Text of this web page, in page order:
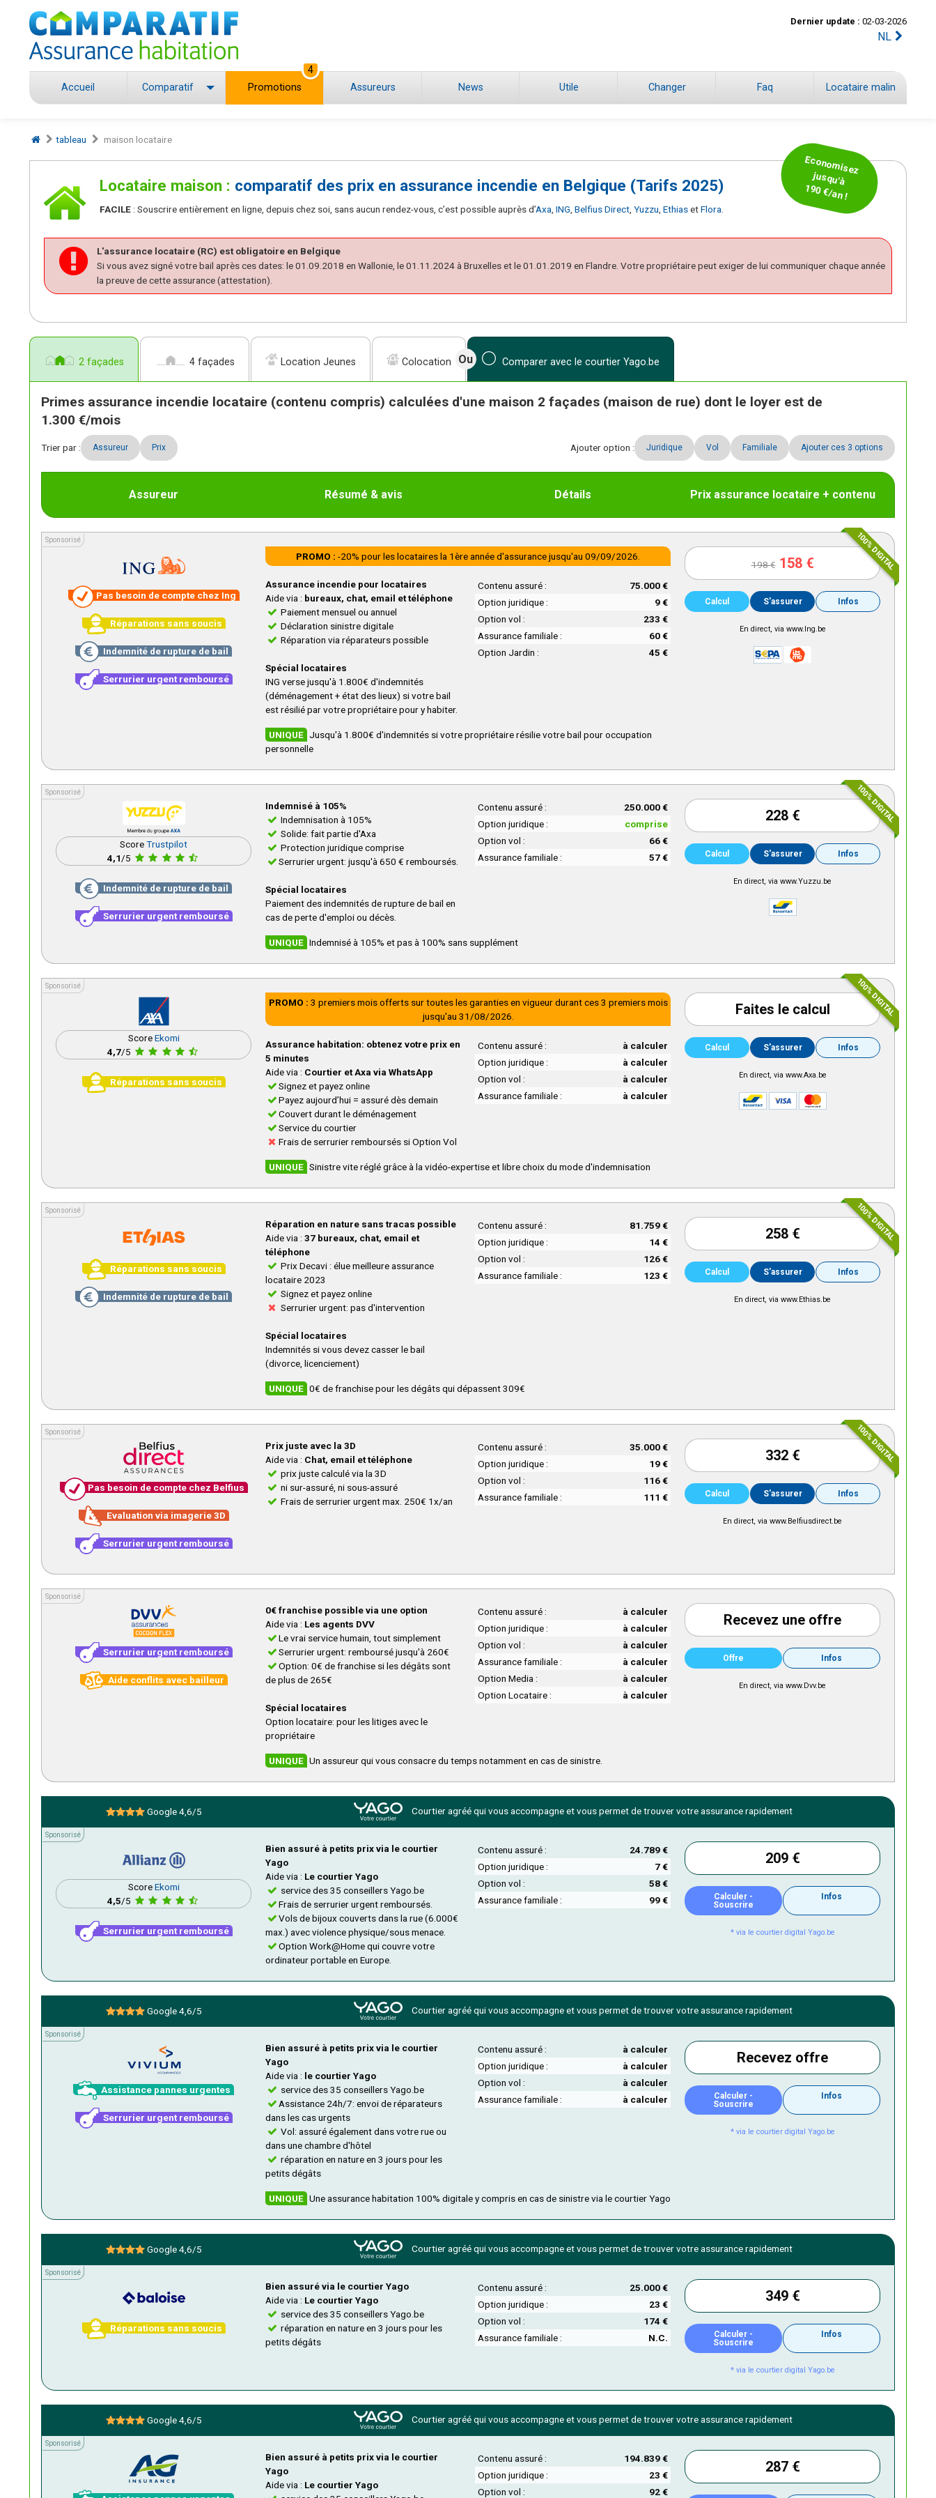
Dernier update : 02-03-2026
NL
Accueil Comparatif Promotions
4
Assureurs
News Utile Changer Faq Locataire malin
tableau maison locataire
Locataire maison : comparatif des prix en assurance incendie en Belgique (Tarifs 2025)
Econom
isez
jusqu'à
190 €/an !
FACILE : Souscrire entièrement en ligne, depuis chez soi, sans aucun rendez-vous, c’est possible auprès d’Axa ING Belfius Direct Yuzzu EthiasetFlora
L'assurance locataire (RC) est obligatoire en Belgique
Si vous avez signé votre bail après ces dates: le 01.09.2018 en Wallonie, le 01.11.2024 à Bruxelles et le 01.01.2019 en Flandre. Votre propriétaire peut exiger de lui communiquer chaque année
la preuve de cette assurance (attestation).
2 façades 4 façades Location Jeunes Colocation Comparer avec le courtier Yago.be
Primes assurance incendie locataire (contenu compris) calculées d'une maison 2 façades (maison de rue) dont le loyer est de
1.300 €/mois
Trier par : Assureur Prix Ajouter option : Juridique Vol Familiale Ajouter ces 3 options
Assureur Résumé & avis Détails Prix assurance locataire + contenu
Sponsorisé
Pas besoin de compte chez Ing
Réparations sans soucis
Indemnité de rupture de bail
Serrurier urgent remboursé
PROMO : -20% pour les locataires la 1ère année d'assurance jusqu'au 09/09/2026.
Assurance incendie pour locataires
Aide via : bureaux, chat, email et téléphone
Paiement mensuel ou annuel
Déclaration sinistre digitale
Réparation via réparateurs possible
Spécial locataires
ING verse jusqu'à 1.800€ d'indemnités
(déménagement + état des lieux) si votre bail
est résilié par votre propriétaire pour y habiter.
Contenu assuré :
75.000 €
Option juridique :
9 €
Option vol :
233 €
Assurance familiale :
60 €
Option Jardin :
45 €
UNIQUE Jusqu'à 1.800€ d'indemnités si votre propriétaire résilie votre bail pour occupation
personnelle
198 €158 €
Sponsorisé
Calcul S'assurer Infos
En direct, via www.Ing.be
100% DIGITAL
Sponsorisé
ScoreTrustpilot
4,1/5
Indemnité de rupture de bail
Serrurier urgent remboursé
Indemnisé à 105%
Indemnisation à 105%
Solide: fait partie d'Axa
Protection juridique comprise
Serrurier urgent: jusqu'à 650 € remboursés.
Spécial locataires
Paiement des indemnités de rupture de bail en
cas de perte d'emploi ou décès.
Contenu assuré :
250.000 €
Option juridique :
comprise
Option vol :
66 €
Assurance familiale :
57 €
UNIQUE Indemnisé à 105% et pas à 100% sans supplément
228 €
Sponsorisé
Calcul S'assurer Infos
En direct, via www.Yuzzu.be
100% DIGITAL
Sponsorisé
ScoreEkomi
4,7/5
Réparations sans soucis
PROMO : 3 premiers mois offerts sur toutes les garanties en vigueur durant ces 3 premiers mois
jusqu'au 31/08/2026.
Assurance habitation: obtenez votre prix en
5 minutes
Aide via : Courtier et Axa via WhatsApp
Signez et payez online
Payez aujourd’hui = assuré dès demain
Couvert durant le déménagement
Service du courtier
Frais de serrurier remboursés si Option Vol
Contenu assuré :
à calculer
Option juridique :
à calculer
Option vol :
à calculer
Assurance familiale :
à calculer
UNIQUE Sinistre vite réglé grâce à la vidéo-expertise et libre choix du mode d'indemnisation
Faites le calcul
Sponsorisé
Calcul S'assurer Infos
En direct, via www.Axa.be
100% DIGITAL
Sponsorisé
Réparations sans soucis
Indemnité de rupture de bail
Réparation en nature sans tracas possible
Aide via : 37 bureaux, chat, email et
téléphone
Prix Decavi : élue meilleure assurance
locataire 2023
Signez et payez online
Serrurier urgent: pas d'intervention
Spécial locataires
Indemnités si vous devez casser le bail
(divorce, licenciement)
Contenu assuré :
81.759 €
Option juridique :
14 €
Option vol :
126 €
Assurance familiale :
123 €
UNIQUE 0€ de franchise pour les dégâts qui dépassent 309€
258 €
Sponsorisé
Calcul S'assurer Infos
En direct, via www.Ethias.be
100% DIGITAL
Sponsorisé
Pas besoin de compte chez Belfius
Evaluation via imagerie 3D
Serrurier urgent remboursé
Prix juste avec la 3D
Aide via : Chat, email et téléphone
prix juste calculé via la 3D
ni sur-assuré, ni sous-assuré
Frais de serrurier urgent max. 250€ 1x/an
Contenu assuré :
35.000 €
Option juridique :
19 €
Option vol :
116 €
Assurance familiale :
111 €
332 €
Sponsorisé
Calcul S'assurer Infos
En direct, via www.Belfiusdirect.be
100% DIGITAL
Sponsorisé
Serrurier urgent remboursé
Aide conflits avec bailleur
0€ franchise possible via une option
Aide via : Les agents DVV
Le vrai service humain, tout simplement
Serrurier urgent: remboursé jusqu'à 260€
Option: 0€ de franchise si les dégâts sont
de plus de 265€
Spécial locataires
Option locataire: pour les litiges avec le
propriétaire
Contenu assuré :
à calculer
Option juridique :
à calculer
Option vol :
à calculer
Assurance familiale :
à calculer
Option Media :
à calculer
Option Locataire :
à calculer
UNIQUE Un assureur qui vous consacre du temps notamment en cas de sinistre.
Recevez une offre
Sponsorisé
Offre Infos
En direct, via www.Dvv.be
Google 4,6/5 Courtier agréé qui vous accompagne etvous permet de trouver votre assurance rapidement
Sponsorisé
ScoreEkomi
4,5/5
Serrurier urgent remboursé
Bien assuré à petits prix via le courtier
Yago
Aide via : Le courtier Yago
service des 35 conseillers Yago.be
Frais de serrurier urgent remboursés.
Vols de bijoux couverts dans la rue (6.000€
max.) avec violence physique/sous menace.
Option Work@Home qui couvre votre
ordinateur portable en Europe.
Contenu assuré :
24.789 €
Option juridique :
7 €
Option vol :
58 €
Assurance familiale :
99 €
209 €
Sponsorisé
Calculer -
Souscrire
Infos
* via le courtier digital Yago.be
Google 4,6/5 Courtier agréé qui vous accompagne etvous permet de trouver votre assurance rapidement
Sponsorisé
Assistance pannes urgentes
Serrurier urgent remboursé
Bien assuré à petits prix via le courtier
Yago
Aide via : le courtier Yago
service des 35 conseillers Yago.be
Assistance 24h/7: envoi de réparateurs
dans les cas urgents
Vol: assuré également dans votre rue ou
dans une chambre d'hôtel
réparation en nature en 3 jours pour les
petits dégâts
Contenu assuré :
à calculer
Option juridique :
à calculer
Option vol :
à calculer
Assurance familiale :
à calculer
UNIQUE Une assurance habitation 100% digitale y compris en cas de sinistre via le courtier Yago
Recevez offre
Sponsorisé
Calculer -
Souscrire
Infos
* via le courtier digital Yago.be
Google 4,6/5 Courtier agréé qui vous accompagne etvous permet de trouver votre assurance rapidement
Sponsorisé
Réparations sans soucis
Bien assuré via le courtier Yago
Aide via : Le courtier Yago
service des 35 conseillers Yago.be
réparation en nature en 3 jours pour les
petits dégâts
Contenu assuré :
25.000 €
Option juridique :
23 €
Option vol :
174 €
Assurance familiale :
N.C.
349 €
Sponsorisé
Calculer -
Souscrire
Infos
* via le courtier digital Yago.be
Google 4,6/5 Courtier agréé qui vous accompagne etvous permet de trouver votre assurance rapidement
Sponsorisé
Bien assuré à petits prix via le courtier
Yago
Aide via : Le courtier Yago
Contenu assuré :
194.839 €
Option juridique :
23 €
Option vol :
92 €
287 €
Sponsorisé